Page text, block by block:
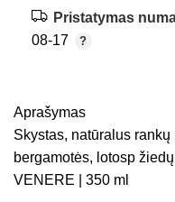
Pristatymas
08-17
Aprašymas
Skystas, natūralus
bergamotės, lotosp
VENERE | 350 ml